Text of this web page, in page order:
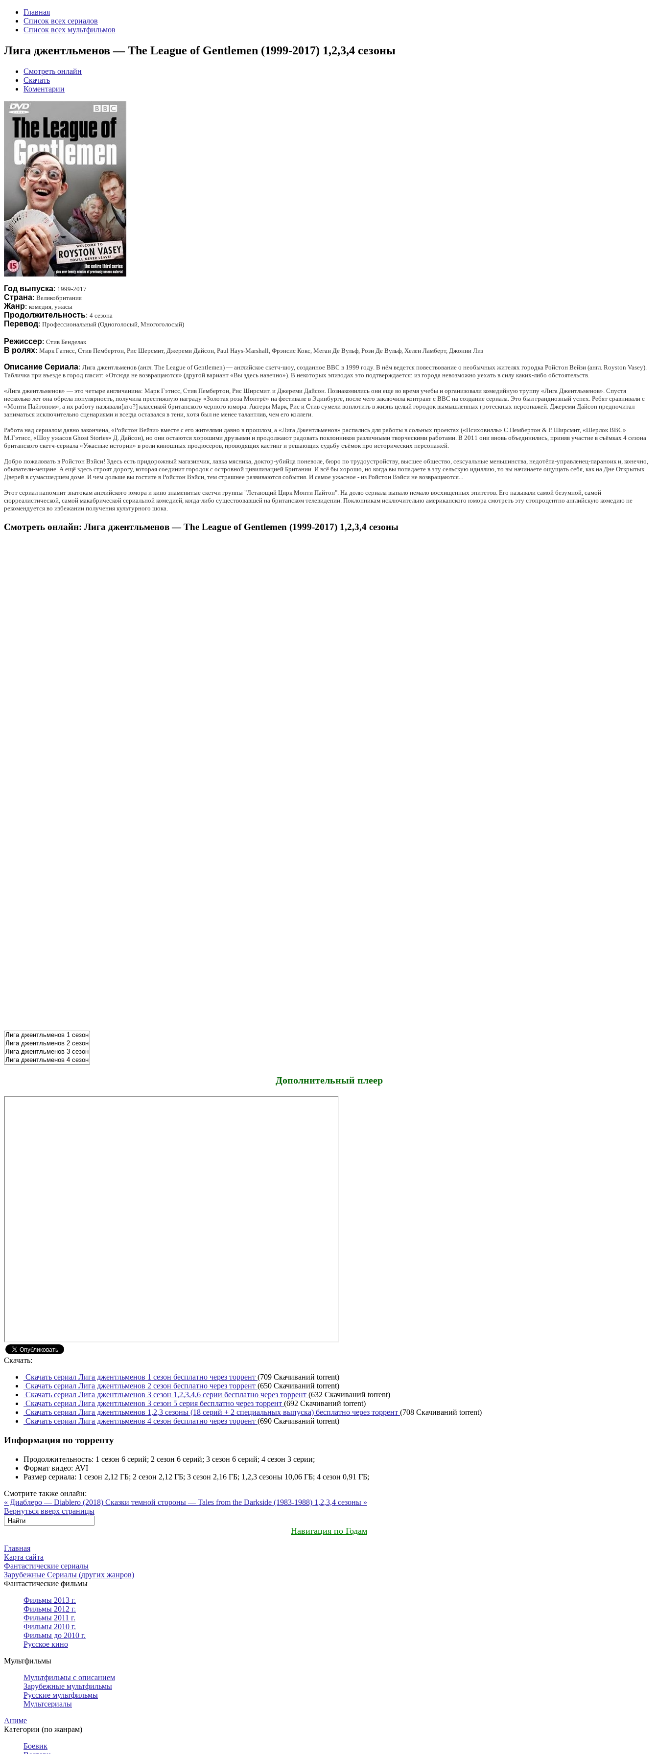
Главная
Список всех сериалов
Список всех мультфильмов
Лига джентльменов — The League of Gentlemen (1999-2017) 1,2,3,4 сезоны
Смотреть онлайн
Скачать
Коментарии
Год выпуска: 1999-2017
Страна: Великобритания
Жанр: комедия , ужасы
Продолжительность: 4 сезона
Перевод: Профессиональный (Одноголосый, Многоголосый)
Режиссер: Стив Бенделак
В ролях: Марк Гатисс, Стив Пембертон, Рис Шерсмит, Джереми Дайсон, Paul Hays-Marshall, Фрэнсис Кокс, Меган Де Вульф, Рози Де Вульф, Хелен Ламберт, Джонни Лиз
Описание Сериала: Лига джентльменов (англ. The League of Gentlemen) — английское скетч-шоу, созданное BBC в 1999 году. В нём ведется повествование о необычных жителях городка Ройстон Вейзи (англ. Royston Vasey).
Табличка при въезде в город гласит: «Отсюда не возвращаются» (другой вариант «Вы здесь навечно»). В некоторых эпизодах это подтверждается: из города невозможно уехать в силу каких-либо обстоятельств.
«Лига джентльменов» — это четыре англичанина: Марк Гэтисс, Стив Пембертон, Рис Ширсмит. и Джереми Дайсон. Познакомились они еще во время учебы и организовали комедийную труппу «Лига Джентльменов». Спустя
несколько лет она обрела популярность, получила престижную награду «Золотая роза Монтрё» на фестивале в Эдинбурге, после чего заключила контракт с ВВС на создание сериала. Это был грандиозный успех. Ребят сравнивали с
«Монти Пайтоном», а их работу называли[кто?] классикой британского черного юмора. Актеры Марк, Рис и Стив сумели воплотить в жизнь целый городок вымышленных гротескных персонажей. Джереми Дайсон предпочитал
заниматься исключительно сценариями и всегда оставался в тени, хотя был не менее талантлив, чем его коллеги.
Работа над сериалом давно закончена, «Ройстон Вейзи» вместе с его жителями давно в прошлом, а «Лига Джентльменов» распались для работы в сольных проектах («Психовилль» С.Пембертон & Р. Ширсмит, «Шерлок BBC»
М.Гэтисс, «Шоу ужасов Ghost Stories» Д. Дайсон), но они остаются хорошими друзьями и продолжают радовать поклонников различными творческими работами. В 2011 они вновь объединились, приняв участие в съёмках 4 сезона
британского скетч-сериала «Ужасные истории» в роли киношных продюсеров, проводящих кастинг и решающих судьбу съёмок про исторических персонажей.
Добро пожаловать в Ройстон Вэйси! Здесь есть придорожный магазинчик, лавка мясника, доктор-убийца поневоле, бюро по трудоустройству, высшее общество, сексуальные меньшинства, недотёпа-управленец-параноик и, конечно,
обыватели-мещане. А ещё здесь строят дорогу, которая соединит городок с островной цивилизацией Британии. И всё бы хорошо, но когда вы попадаете в эту сельскую идиллию, то вы начинаете ощущать себя, как на Дне Открытых
Дверей в сумасшедшем доме. И чем дольше вы гостите в Ройстон Вэйси, тем страшнее развиваются события. И самое ужасное - из Ройстон Вэйси не возвращаются...
Этот сериал напомнит знатокам английского юмора и кино знаменитые скетчи группы "Летающий Цирк Монти Пайтон". На долю сериала выпало немало восхищенных эпитетов. Его называли самой безумной, самой
сюрреалистической, самой макабрической сериальной комедией, когда-либо существовавшей на британском телевидении. Поклонникам исключительно американского юмора смотреть эту стопроцентно английскую комедию не
рекомендуется во избежании получения культурного шока.
Смотреть онлайн: Лига джентльменов — The League of Gentlemen (1999-2017) 1,2,3,4 сезоны
Дополнительный плеер
Скачать:
Скачать сериал Лига джентльменов 1 сезон бесплатно через торрент (709 Скачиваний torrent)
Скачать сериал Лига джентльменов 2 сезон бесплатно через торрент (650 Скачиваний torrent)
Скачать сериал Лига джентльменов 3 сезон 1,2,3,4,6 серии бесплатно через торрент (632 Скачиваний torrent)
Скачать сериал Лига джентльменов 3 сезон 5 серия бесплатно через торрент (692 Скачиваний torrent)
Скачать сериал Лига джентльменов 1,2,3 сезоны (18 серий + 2 специальных выпуска) бесплатно через торрент (708 Скачиваний torrent)
Скачать сериал Лига джентльменов 4 сезон бесплатно через торрент (690 Скачиваний torrent)
Информация по торренту
Продолжительность: 1 сезон 6 серий; 2 сезон 6 серий; 3 сезон 6 серий; 4 сезон 3 серии;
Формат видео: AVI
Размер сериала: 1 сезон 2,12 ГБ; 2 сезон 2,12 ГБ; 3 сезон 2,16 ГБ; 1,2,3 сезоны 10,06 ГБ; 4 сезон 0,91 ГБ;
Смотрите также онлайн:
« Диаблеро — Diablero (2018) Сказки темной стороны — Tales from the Darkside (1983-1988) 1,2,3,4 сезоны »
Вернуться вверх страницы
Навигация по Годам
Главная
Карта сайта
Фантастические сериалы
Зарубежные Сериалы (других жанров)
Фантастические фильмы
Фильмы 2013 г.
Фильмы 2012 г.
Фильмы 2011 г.
Фильмы 2010 г.
Фильмы до 2010 г.
Русское кино
Мультфильмы
Мультфильмы с описанием
Зарубежные мультфильмы
Русские мультфильмы
Мультсериалы
Аниме
Категории (по жанрам)
Боевик